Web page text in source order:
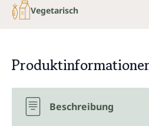
Vegetarisch
Beschreibung